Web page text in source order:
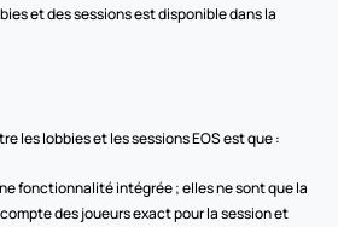
les lobbies et les sessions EOS est que :
fonctionnalité intégrée ; elles ne sont que la
des joueurs exact pour la session et